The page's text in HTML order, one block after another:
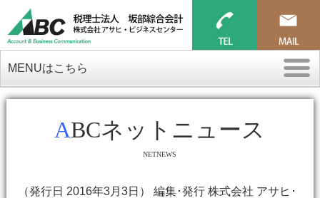
MENUはこちら
ABCネットニュース
NETNEWS
（発行日 2016年3月3日） 編集･発行 株式会社 アサヒ･